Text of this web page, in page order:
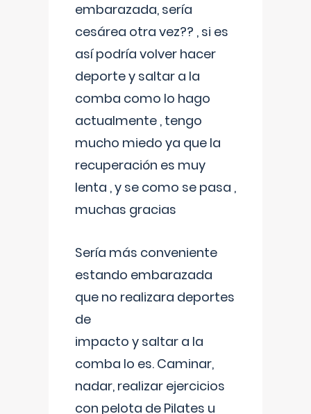
embarazada, sería
cesárea otra vez?? , si es
así podría volver hacer
deporte y saltar a la
comba como lo hago
actualmente , tengo
mucho miedo ya que la
recuperación es muy
lenta , y se como se pasa ,
muchas gracias
Sería más conveniente
estando embarazada
que no realizara deportes
de
impacto y saltar a la
comba lo es. Caminar,
nadar, realizar ejercicios
con pelota de Pilates u